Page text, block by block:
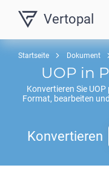
Vertopal
Startseite Dokument
UOP in
Konvertieren Sie UOP
Format, bearbeiten
Konvertieren